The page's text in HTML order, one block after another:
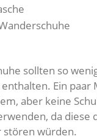
sollten so
Ein paar
aber keine
da diese
würden.